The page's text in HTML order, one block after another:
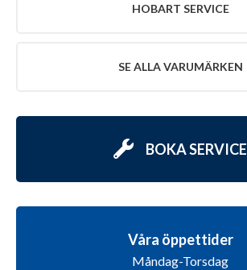
HOBART SERVICE
SE ALLA VARUMÄRKEN
BOKA SERVICE
Våra öppettider
Måndag-Torsdag